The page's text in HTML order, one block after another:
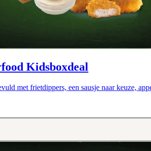
Kidsboxdeal
met frietdippers, een sausje naar keuze,